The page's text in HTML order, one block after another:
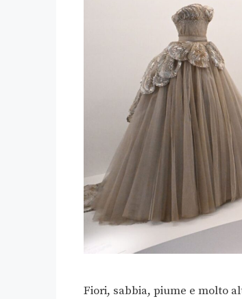
Fiori, sabbia, piume e molto